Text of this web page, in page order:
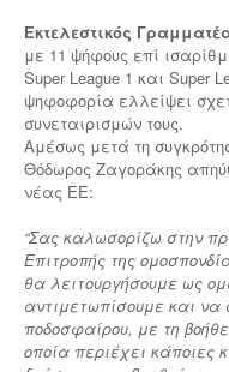
Εκτελεστικός
με 11 ψήφους επί
Super League 1 και Super
ψηφοφορία ελλείψει
συνεταιρισμών τους.
Αμέσως μετά τη
Θόδωρος Ζαγοράκης
νέας ΕΕ:
“Σας καλωσορίζω στην
Επιτροπής της
θα λειτουργήσουμε ως
αντιμετωπίσουμε και να
ποδοσφαίρου, με τη
οποία περιέχει κάποιες